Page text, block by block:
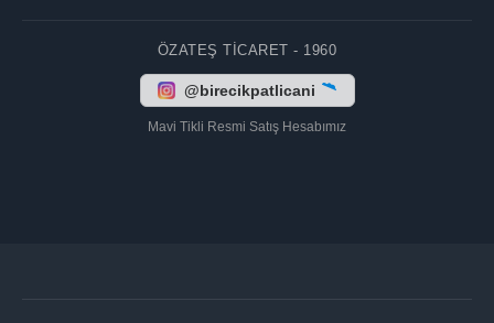
ÖZATEŞ TICARET - 1960
@birecikpatlicani
Mavi Tikli Resmi Satış Hesabımız